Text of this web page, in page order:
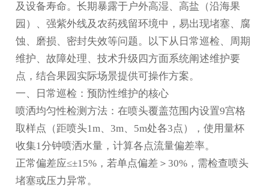
及设备寿命。长期暴露于户外高湿、高盐（沿海果
园）、强紫外线及农药残留环境中，易出现堵塞、腐
蚀、磨损、密封失效等问题。以下从日常巡检、周期
维护、故障处理、技术升级四方面系统阐述维护要
点，结合果园实际场景提供可操作方案。
一、日常巡检：预防性维护的核心
喷洒均匀性检测方法：在喷头覆盖范围内设置9宫格
取样点（距喷头1m、3m、5m处各3点），使用量杯
收集1分钟喷洒水量，计算各点流量偏差率。
正常偏差应≤±15%，若单点偏差＞30%，需检查喷头
堵塞或压力异常。